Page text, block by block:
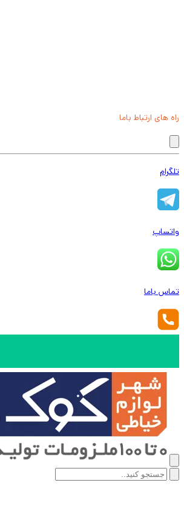
راه های ارتباط باما
تلگرام
واتساپ
تماس باما